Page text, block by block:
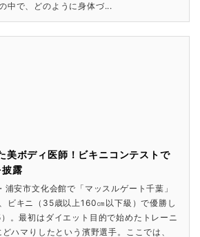
中で、どのように身体づ...
美ボディ医師！ビキニコンテストで
露
安市文化会館で「マッスルゲート千葉」
ビキニ（35歳以上160㎝以下級）で優勝し
。最初はダイエット目的で始めたトレーニ
ハマりしたという濱野選手。ここでは、